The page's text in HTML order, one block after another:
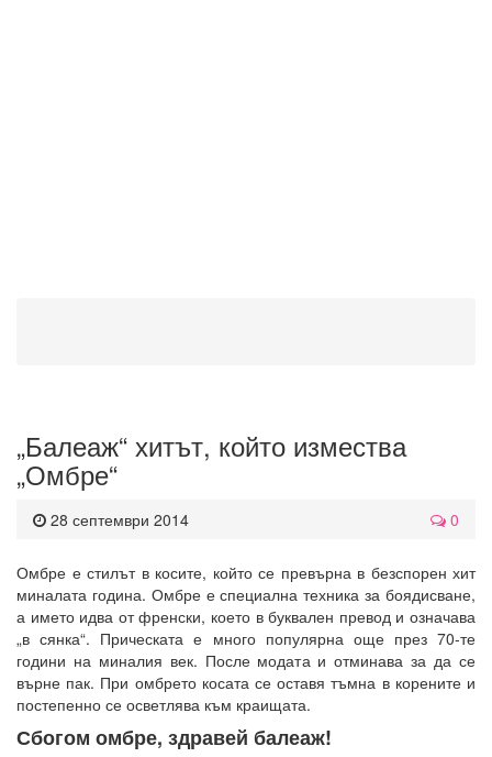
„Балеаж“ хитът, който измества
„Омбре“
28 септември 2014 0
Омбре е стилът в косите, който се превърна в безспорен хит
миналата година. Омбре е специална техника за боядисване,
а името идва от френски, което в буквален превод и означава
„в сянка“. Прическата е много популярна още през 70-те
години на миналия век. После модата и отминава за да се
върне пак. При омбрето косата се оставя тъмна в корените и
постепенно се осветлява към краищата.
Сбогом омбре, здравей балеаж!